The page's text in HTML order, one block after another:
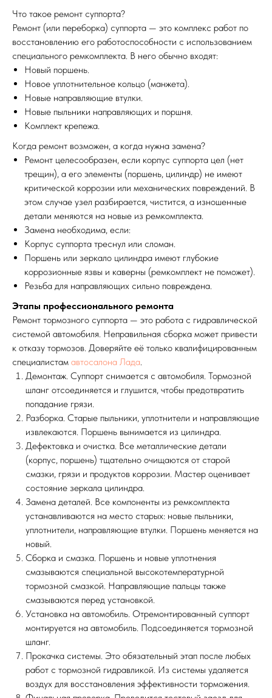
Что такое ремонт суппорта?
Ремонт (или переборка) суппорта — это комплекс работ по
восстановлению его работоспособности с использованием
специального ремкомплекта. В него обычно входят:
Новый поршень.
Новое уплотнительное кольцо (манжета).
Новые направляющие втулки.
Новые пыльники направляющих и поршня.
Комплект крепежа.
Когда ремонт возможен, а когда нужна замена?
Ремонт целесообразен, если корпус суппорта цел (нет
трещин), а его элементы (поршень, цилиндр) не имеют
критической коррозии или механических повреждений. В
этом случае узел разбирается, чистится, а изношенные
детали меняются на новые из ремкомплекта.
Замена необходима, если:
Корпус суппорта треснул или сломан.
Поршень или зеркало цилиндра имеют глубокие
коррозионные язвы и каверны (ремкомплект не поможет).
Резьба для направляющих сильно повреждена.
Этапы профессионального ремонта
Ремонт тормозного суппорта — это работа с гидравлической
системой автомобиля. Неправильная сборка может привести
к отказу тормозов. Доверяйте её только квалифицированным
специалистам автосалона Лада
Демонтаж. Суппорт снимается с автомобиля. Тормозной
шланг отсоединяется и глушится, чтобы предотвратить
попадание грязи.
Разборка. Старые пыльники, уплотнители и направляющие
извлекаются. Поршень вынимается из цилиндра.
Дефектовка и очистка. Все металлические детали
(корпус, поршень) тщательно очищаются от старой
смазки, грязи и продуктов коррозии. Мастер оценивает
состояние зеркала цилиндра.
Замена деталей. Все компоненты из ремкомплекта
устанавливаются на место старых: новые пыльники,
уплотнители, направляющие втулки. Поршень меняется на
новый.
Сборка и смазка. Поршень и новые уплотнения
смазываются специальной высокотемпературной
тормозной смазкой. Направляющие пальцы также
смазываются перед установкой.
Установка на автомобиль. Отремонтированный суппорт
монтируется на автомобиль. Подсоединяется тормозной
шланг.
Прокачка системы. Это обязательный этап после любых
работ с тормозной гидравликой. Из системы удаляется
воздух для восстановления эффективности торможения.